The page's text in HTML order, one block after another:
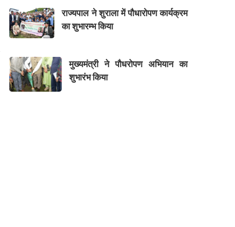
राज्यपाल ने शुराला में पौधारोपण कार्यक्रम
का शुभारम्भ किया
मुख्यमंत्री ने पौधरोपण अभियान का
शुभारंभ किया